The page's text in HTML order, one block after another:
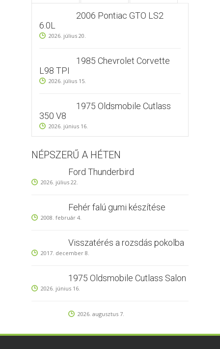
2006 Pontiac GTO LS2
6.0L
2026. július 20.
1985 Chevrolet Corvette
L98 TPI
2026. július 15.
1975 Oldsmobile Cutlass
350 V8
2026. június 16.
NÉPSZERŰ A HÉTEN
Ford Thunderbird
2026. július 22.
Fehér falú gumi készítése
2008. február 4.
Visszatérés a rozsdás pokolba
2017. december 8.
1975 Oldsmobile Cutlass Salon
2026. június 16.
2026. augusztus 7.